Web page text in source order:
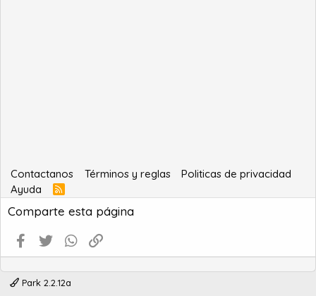
Contactanos Términos y reglas
Politicas de privacidad
Ayuda
R
S
S
Comparte esta página
Facebook
Twitter WhatsApp
Park 2.2.12a